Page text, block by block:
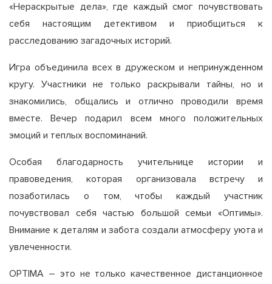
«Нераскрытые дела», где каждый смог почувствовать
себя настоящим детективом и приобщиться к
расследованию загадочных историй.
Игра объединила всех в дружеском и непринужденном
кругу. Участники не только раскрывали тайны, но и
знакомились, общались и отлично проводили время
вместе. Вечер подарил всем много положительных
эмоций и теплых воспоминаний.
Особая благодарность учительнице истории и
правоведения, которая организовала встречу и
позаботилась о том, чтобы каждый участник
почувствовал себя частью большой семьи «Оптимы».
Внимание к деталям и забота создали атмосферу уюта и
увлеченности.
OPTIMA – это не только качественное дистанционное